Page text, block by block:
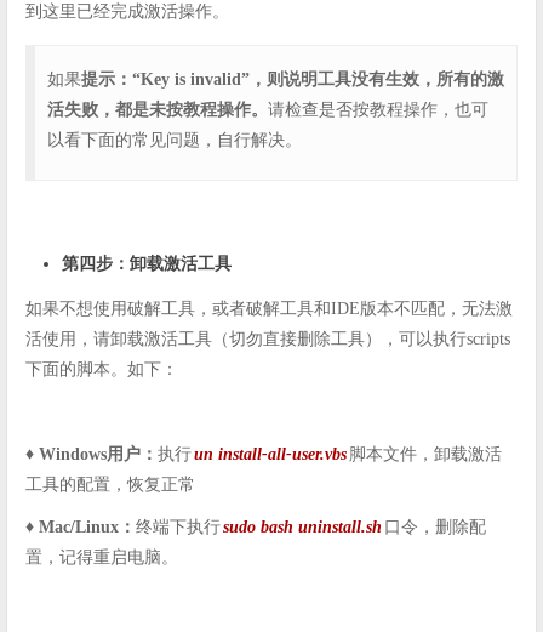
到这里已经完成激活操作。
如果提示：“Key is invalid”，则说明工具没有生效，所有的激
活失败，都是未按教程操作。 请检查是否按教程操作，也可
以看下面的常见问题，自行解决。
第四步：卸载激活工具
如果不想使用破解工具，或者破解工具和IDE版本不匹配，无法激
活使用，请卸载激活工具（切勿直接删除工具），可以执行scripts
下面的脚本。如下：
♦️ Windows用户： 执行un install-all-user.vbs 脚本文件，卸载激活
工具的配置，恢复正常
♦️ Mac/Linux： 终端下执行sudo bash uninstall.sh 口令，删除配
置，记得重启电脑。